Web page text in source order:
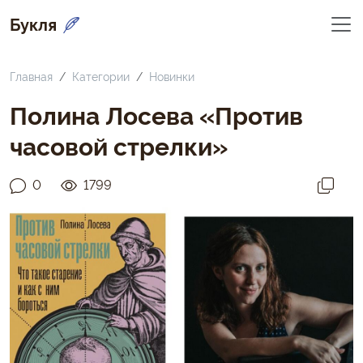
Букля
Главная Категории Новинки
Полина Лосева «Против
часовой стрелки»
0 1799